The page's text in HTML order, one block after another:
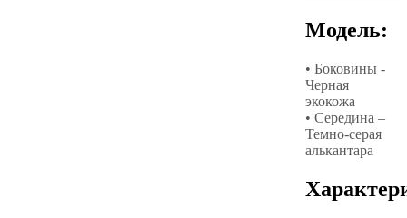
Модель:
• Боковины -
Черная
экокожа
• Середина –
Темно-серая
алькантара